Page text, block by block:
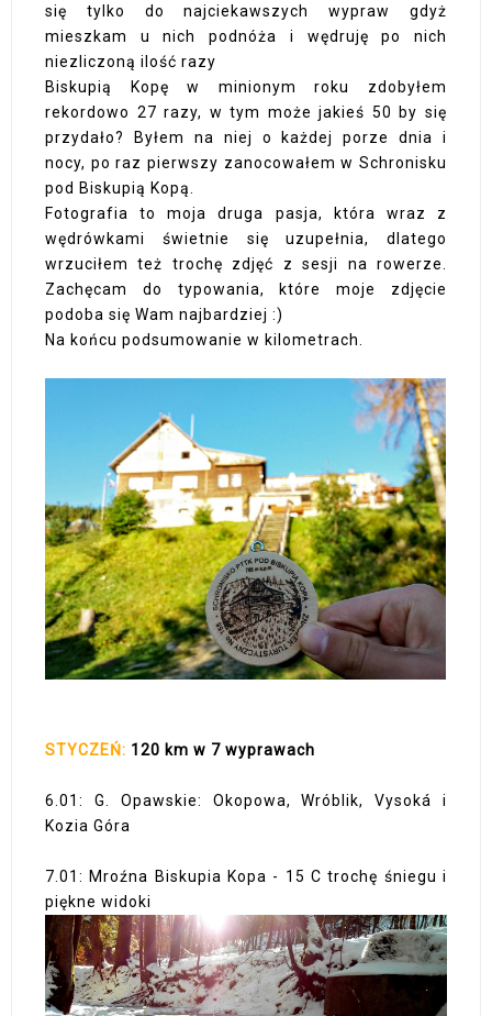
się tylko do najciekawszych wypraw gdyż
mieszkam u nich podnóża i wędruję po nich
niezliczoną ilość razy
Biskupią Kopę w minionym roku zdobyłem
rekordowo 27 razy, w tym może jakieś 50 by się
przydało? Byłem na niej o każdej porze dnia i
nocy, po raz pierwszy zanocowałem w Schronisku
pod Biskupią Kopą.
Fotografia to moja druga pasja, która wraz z
wędrówkami świetnie się uzupełnia, dlatego
wrzuciłem też trochę zdjęć z sesji na rowerze.
Zachęcam do typowania, które moje zdjęcie
podoba się Wam najbardziej :)
Na końcu podsumowanie w kilometrach.
STYCZEŃ: 120 km w 7 wyprawach
6.01: G. Opawskie: Okopowa, Wróblik, Vysoká i
Kozia Góra
7.01: Mroźna Biskupia Kopa - 15 C trochę śniegu i
piękne widoki